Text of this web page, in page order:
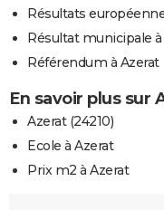
Résultats
Résultat municipale à
Référendum à Azerat
En savoir plus sur
Azerat (24210)
Ecole à Azerat
Prix m2 à Azerat